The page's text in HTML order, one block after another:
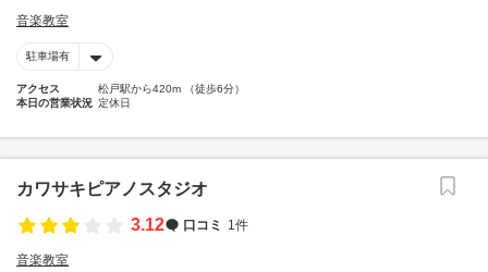
音楽教室
駐車場有
アクセス
松戸駅から420m （徒歩6分）
本日の営業状況 定休日
カワサキピアノスタジオ
3.12
口コミ 1件
音楽教室